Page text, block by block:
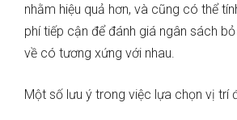
nhằm hiệu quả hơn, và cũng có thể
phí tiếp cận để đánh giá ngân sách
về có tương xứng với nhau.
Một số lưu ý trong việc lựa chọn vị trí